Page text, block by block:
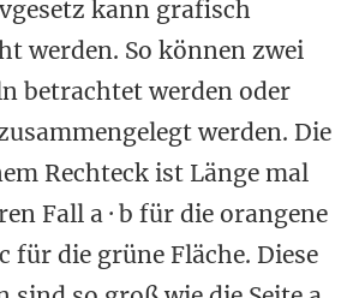
kann grafisch
werden. So können zwei
betrachtet werden oder
werden. Die
Rechteck ist Länge mal
Fall a · b für die orangene
für die grüne Fläche. Diese